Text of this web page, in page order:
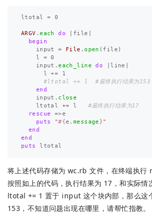
ltotal = 0
ARGV .each do file
begin
input
= File .open ( file )
l
= 0
input .each_line do line
l
+=
1
#ltotal += l  #最终执行结果为153
end
input . close
ltotal
+= l
#最终执行结果为17
rescue
=>e
puts
"#{e . message }"
end
end
puts
ltotal
将上述代码存储为 wc.rb 文件，在终端执
按照如上的代码，执行结果为 17，和实际情
ltotal += 1 置于 input 这个块内部，那么这
153，不知道问题出现在哪里，请帮忙指教。